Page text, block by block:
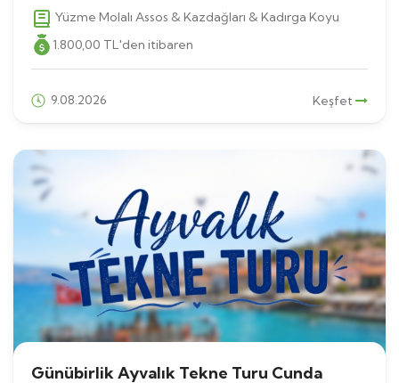
Yüzme Molalı Assos & Kazdağları & Kadırga Koyu
1.800,00 TL'den itibaren
9.08.2026 Keşfet
Günübirlik Ayvalık Tekne Turu Cunda